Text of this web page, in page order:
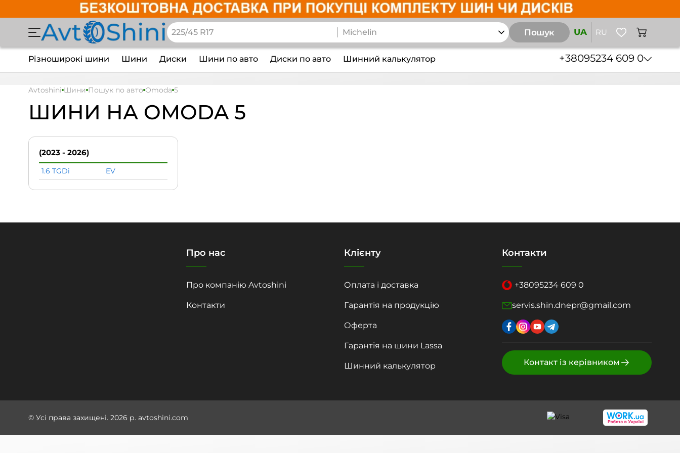
Пошук UA RU
Різноширокі шини Шини Диски Шини по авто Диски по авто Шинний калькулятор +38095234 609 0
Avtoshini Шини Пошук по авто Omoda 5
ШИНИ НА OMODA 5
(2023 - 2026)
1.6 TGDi EV
Про нас
Про компанію Avtoshini
Контакти
Клієнту
Оплата і доставка
Гарантія на продукцію
Оферта
Гарантія на шини Lassa
Шинний калькулятор
Контакти
+38095234 609 0
servis.shin.dnepr@gmail.com
Контакт із керівником
© Усі права захищені. 2026 р. avtoshini.com